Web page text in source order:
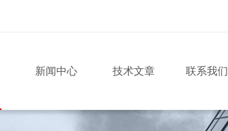
新闻中心 技术文章 联系我们